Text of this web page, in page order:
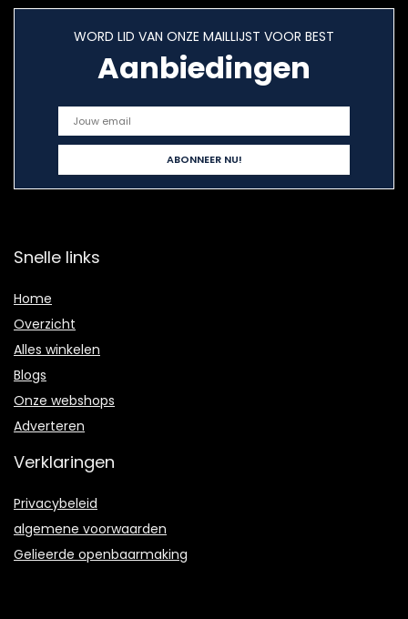
WORD LID VAN ONZE MAILLIJST VOOR BEST
Aanbiedingen
Snelle links
Home
Overzicht
Alles winkelen
Blogs
Onze webshops
Adverteren
Verklaringen
Privacybeleid
algemene voorwaarden
Gelieerde openbaarmaking